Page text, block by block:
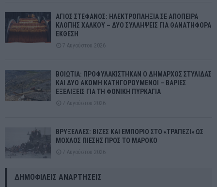
ΑΓΙΟΣ ΣΤΕΦΑΝΟΣ: ΗΛΕΚΤΡΟΠΛΗΞΙΑ ΣΕ ΑΠΟΠΕΙΡΑ
ΚΛΟΠΗΣ ΧΑΛΚΟΥ – ΔΥΟ ΣΥΛΛΗΨΕΙΣ ΓΙΑ ΘΑΝΑΤΗΦΟΡΑ
ΕΚΘΕΣΗ
7 Αυγούστου 2026
ΒΟΙΩΤΙΑ: ΠΡΟΦΥΛΑΚΙΣΤΗΚΑΝ Ο ΔΗΜΑΡΧΟΣ ΣΤΥΛΙΔΑΣ
ΚΑΙ ΔΥΟ ΑΚΟΜΗ ΚΑΤΗΓΟΡΟΥΜΕΝΟΙ – ΒΑΡΙΕΣ
ΕΞΕΛΙΞΕΙΣ ΓΙΑ ΤΗ ΦΟΝΙΚΗ ΠΥΡΚΑΓΙΑ
7 Αυγούστου 2026
ΒΡΥΞΕΛΛΕΣ: ΒΙΖΕΣ ΚΑΙ ΕΜΠΟΡΙΟ ΣΤΟ «ΤΡΑΠΕΖΙ» ΩΣ
ΜΟΧΛΟΣ ΠΙΕΣΗΣ ΠΡΟΣ ΤΟ ΜΑΡΟΚΟ
7 Αυγούστου 2026
ΔΗΜΟΦΙΛΕΊΣ ΑΝΑΡΤΉΣΕΙΣ